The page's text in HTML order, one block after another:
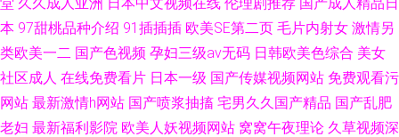
本 97甜桃品种介绍 91插插插 欧美SE第二页 毛片内射女 激情另
类欧美一二 国产色视频 孕妇三级av无码 日韩欧美色综合 美女
社区成人 在线免费看片 日本一级 国产传媒视频网站 免费观看污
网站 最新激情h网站 国产喷浆抽搐 宅男久久国产精品 国产乱肥
老妇 最新福利影院 欧美人妖视频网站 窝窝午夜理论 久草视频深